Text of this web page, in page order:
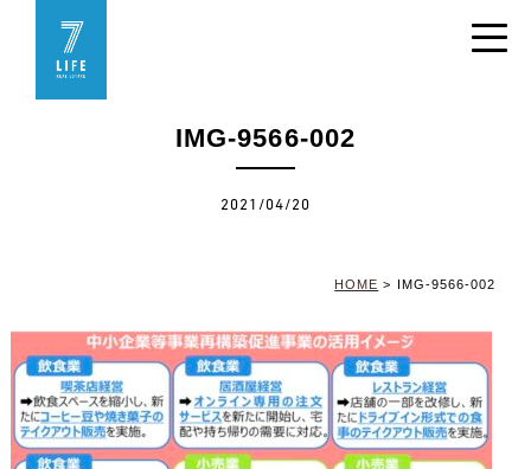
IMG-9566-002
2021/04/20
HOME > IMG-9566-002